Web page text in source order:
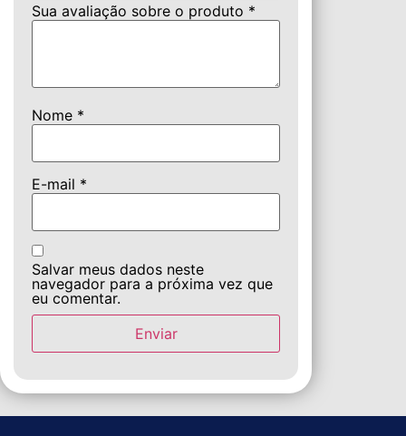
Sua avaliação sobre o produto *
Nome *
E-mail *
Salvar meus dados neste
navegador para a próxima vez que
eu comentar.